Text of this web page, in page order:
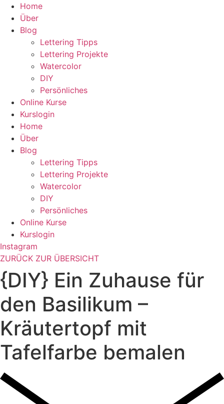
Zum
Inhalt
wechseln
Home
Über
Blog
Lettering Tipps
Lettering Projekte
Watercolor
DIY
Persönliches
Online Kurse
Kurslogin
Home
Über
Blog
Lettering Tipps
Lettering Projekte
Watercolor
DIY
Persönliches
Online Kurse
Kurslogin
Instagram
ZURÜCK ZUR ÜBERSICHT
{DIY} Ein Zuhause für
den Basilikum –
Kräutertopf mit
Tafelfarbe bemalen